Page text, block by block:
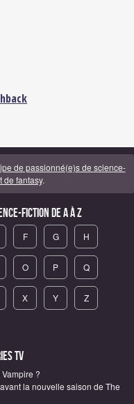
de passionné(e)s de science-
de fantasy.
fiction de A à Z
F G H
O P Q
X Y Z
TV
?
la nouvelle saison de The